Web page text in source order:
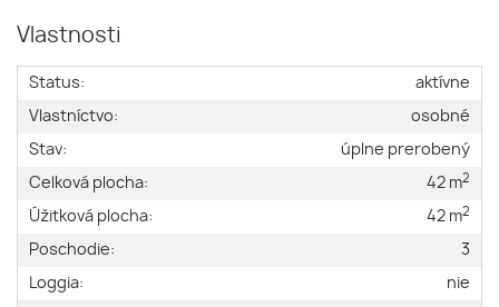
Vlastnosti
Status:
aktívne
Vlastníctvo:
osobné
Stav:
úplne prerobený
Celková plocha:
42 m2
Úžitková plocha: 42 m2
Poschodie:
3
Loggia:
nie